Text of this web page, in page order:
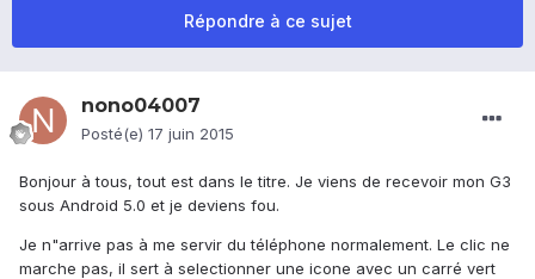
Répondre à ce sujet
nono04007
Posté(e) 17 juin 2015
Bonjour à tous, tout est dans le titre. Je viens de recevoir mon G3
sous Android 5.0 et je deviens fou.
Je n"arrive pas à me servir du téléphone normalement. Le clic ne
marche pas, il sert à selectionner une icone avec un carré vert